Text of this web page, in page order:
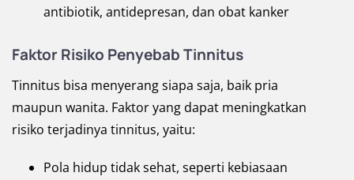
antibiotik, antidepresan, dan obat kanker
Faktor Risiko Penyebab Tinnitus
Tinnitus bisa menyerang siapa saja, baik pria
maupun wanita. Faktor yang dapat meningkatkan
risiko terjadinya tinnitus, yaitu:
Pola hidup tidak sehat, seperti kebiasaan